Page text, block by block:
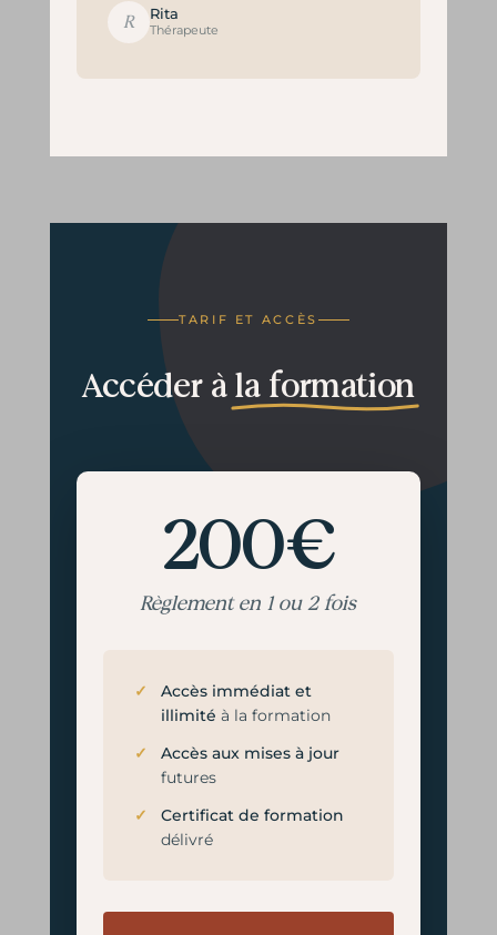
R Rita
Thérapeute
TARIF ET ACCÈS
Accéder àla formation
200€
Règlement en 1 ou 2 fois
Accès immédiat et
illimité à la formation
Accès aux mises à jour
futures
Certificat de formation
délivré